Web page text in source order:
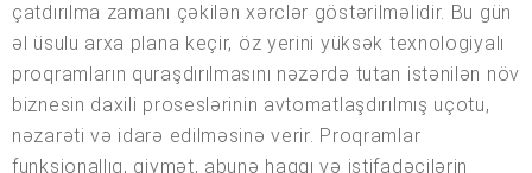
çatdırılma zamanı çəkilən xərclər göstərilməlidir. Bu gün
əl üsulu arxa plana keçir, öz yerini yüksək texnologiyalı
proqramların quraşdırılmasını nəzərdə tutan istənilən növ
biznesin daxili proseslərinin avtomatlaşdırılmış uçotu,
nəzarəti və idarə edilməsinə verir. Proqramlar
funksionallıq, qiymət, abunə haqqı və istifadəçilərin